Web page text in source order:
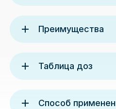
Преимущества
Таблица доз
Способ